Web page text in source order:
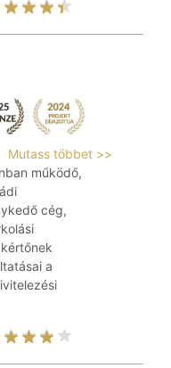
Mutass többet >>
működő,
cég,
a